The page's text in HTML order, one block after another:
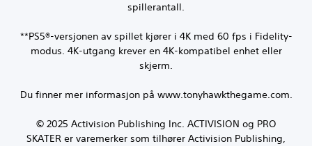
spillerantall.
**PS5®-versjonen av spillet kjører i 4K med 60 fps i Fidelity-
modus. 4K-utgang krever en 4K-kompatibel enhet eller
skjerm.
Du finner mer informasjon på www.tonyhawkthegame.com.
© 2025 Activision Publishing Inc. ACTIVISION og PRO
SKATER er varemerker som tilhører Activision Publishing,